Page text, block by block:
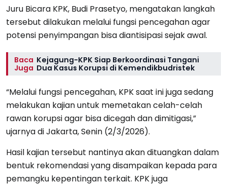
Juru Bicara KPK, Budi Prasetyo, mengatakan langkah
tersebut dilakukan melalui fungsi pencegahan agar
potensi penyimpangan bisa diantisipasi sejak awal.
Baca
Juga
Kejagung-KPK Siap Berkoordinasi Tangani
Dua Kasus Korupsi di Kemendikbudristek
“Melalui fungsi pencegahan, KPK saat ini juga sedang
melakukan kajian untuk memetakan celah-celah
rawan korupsi agar bisa dicegah dan dimitigasi,”
ujarnya di Jakarta, Senin (2/3/2026).
Hasil kajian tersebut nantinya akan dituangkan dalam
bentuk rekomendasi yang disampaikan kepada para
pemangku kepentingan terkait. KPK juga